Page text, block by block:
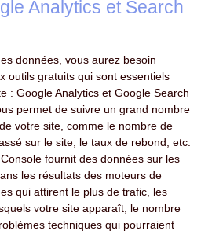
Analytics et Search
données, vous aurez besoin
outils gratuits qui sont essentiels
: Google Analytics et Google Search
permet de suivre un grand nombre
votre site, comme le nombre de
sur le site, le taux de rebond, etc.
fournit des données sur les
les résultats des moteurs de
qui attirent le plus de trafic, les
votre site apparaît, le nombre
techniques qui pourraient